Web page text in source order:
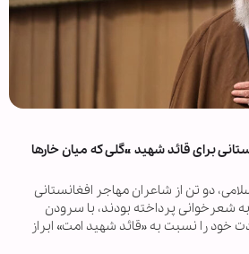
برای قائد شهید «گلی که میان خارها
دو تن از شاعران مهاجر افغانستانی
شعرخوانی پرداخته بودند، با سرودن
خود را نسبت به «قائد شهید امت» ابراز